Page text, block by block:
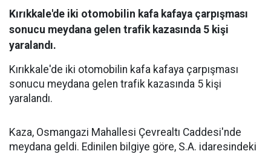
Kırıkkale'de iki otomobilin kafa kafaya çarpışması
sonucu meydana gelen trafik kazasında 5 kişi
yaralandı.
Kırıkkale'de iki otomobilin kafa kafaya çarpışması
sonucu meydana gelen trafik kazasında 5 kişi
yaralandı.
Kaza, Osmangazi Mahallesi Çevrealtı Caddesi'nde
meydana geldi. Edinilen bilgiye göre, S.A. idaresindeki